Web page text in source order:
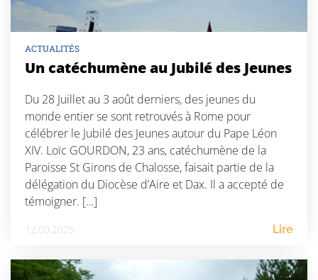
ACTUALITÉS
Un catéchumène au Jubilé des Jeunes
Du 28 Juillet au 3 août derniers, des jeunes du
monde entier se sont retrouvés à Rome pour
célébrer le Jubilé des Jeunes autour du Pape Léon
XIV. Loïc GOURDON, 23 ans, catéchumène de la
Paroisse St Girons de Chalosse, faisait partie de la
délégation du Diocèse d’Aire et Dax. Il a accepté de
témoigner. […]
12.09.2025 Lire